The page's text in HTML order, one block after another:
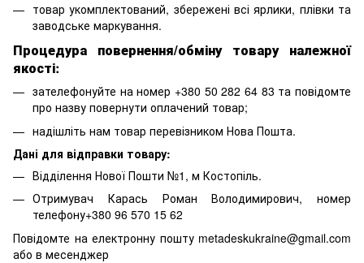
товар укомплектований, збережені всі ярлики, плівки та
заводське маркування.
Процедура повернення/обміну товару належної
якості:
зателефонуйте на номер +380 50 282 64 83 та повідомте
про назву повернути оплачений товар;
надішліть нам товар перевізником Нова Пошта.
Дані для відправки товару:
Відділення Нової Пошти №1, м Костопіль.
Отримувач Карась Роман Володимирович, номер
телефону+380 96 570 15 62
Повідомте на електронну пошту metadeskukraine@gmail.com
або в месенджер